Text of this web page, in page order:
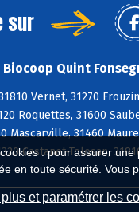
: pour assurer
en toute sécurité.
et paramétrer les
sur
Quint
Vernet, 31270
Roquettes, 31600
Mascarville, 31460
Castanet-Tolosan,